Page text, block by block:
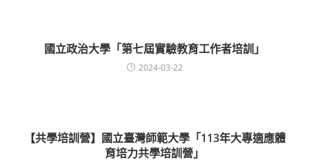
國立政治大學「第七屆實驗教育工作者培訓」
2024-03-22
【共學培訓營】國立臺灣師範大學「113年大專適應體
育培力共學培訓營」